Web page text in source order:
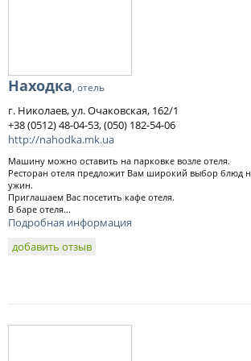
Находка, отель
г. Николаев, ул. Очаковская, 162/1
+38 (0512) 48-04-53, (050) 182-54-06
http://nahodka.mk.ua
Машину можно оставить на парковке возле отеля.
Ресторан отеля предложит Вам широкий выбор блюд
ужин.
Приглашаем Вас посетить кафе отеля.
В баре отеля...
Подробная информация
добавить отзыв